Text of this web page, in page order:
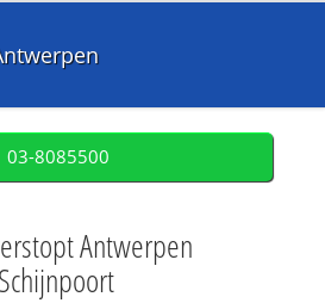
03-8085500
Antwerpen
Schijnpoort